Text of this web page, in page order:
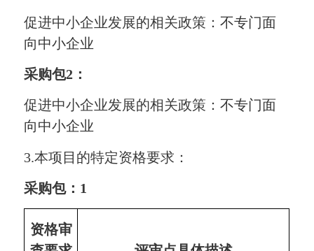
促进中小企业发展的相关政策：不专门面
向中小企业
采购包2：
促进中小企业发展的相关政策：不专门面
向中小企业
3.本项目的特定资格要求：
采购包： 1
资格审